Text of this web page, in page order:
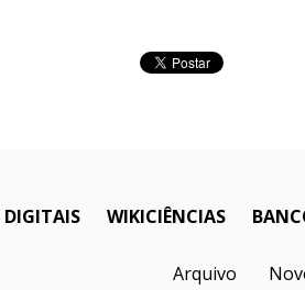
DIGITAIS WIKICIÊNCIAS
Arquivo